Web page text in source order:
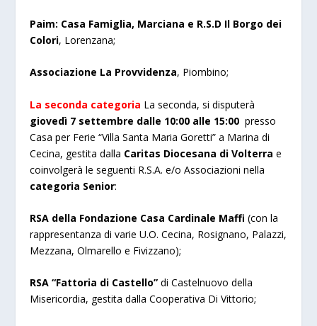
Paim: Casa Famiglia, Marciana e R.S.D Il Borgo dei
Colori, Lorenzana;
Associazione La Provvidenza, Piombino;
La seconda categoria La seconda, si disputerà
giovedì 7 settembre dalle 10:00 alle 15:00 presso
Casa per Ferie “Villa Santa Maria Goretti” a Marina di
Cecina, gestita dalla Caritas Diocesana di Volterra e
coinvolgerà le seguenti R.S.A. e/o Associazioni nella
categoria Senior:
RSA della Fondazione Casa Cardinale Maffi (con la
rappresentanza di varie U.O. Cecina, Rosignano, Palazzi,
Mezzana, Olmarello e Fivizzano);
RSA “Fattoria di Castello” di Castelnuovo della
Misericordia, gestita dalla Cooperativa Di Vittorio;